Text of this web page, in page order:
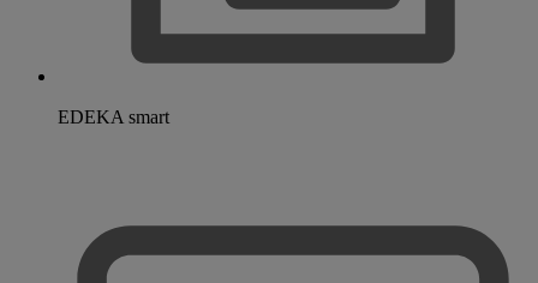
EDEKA smart